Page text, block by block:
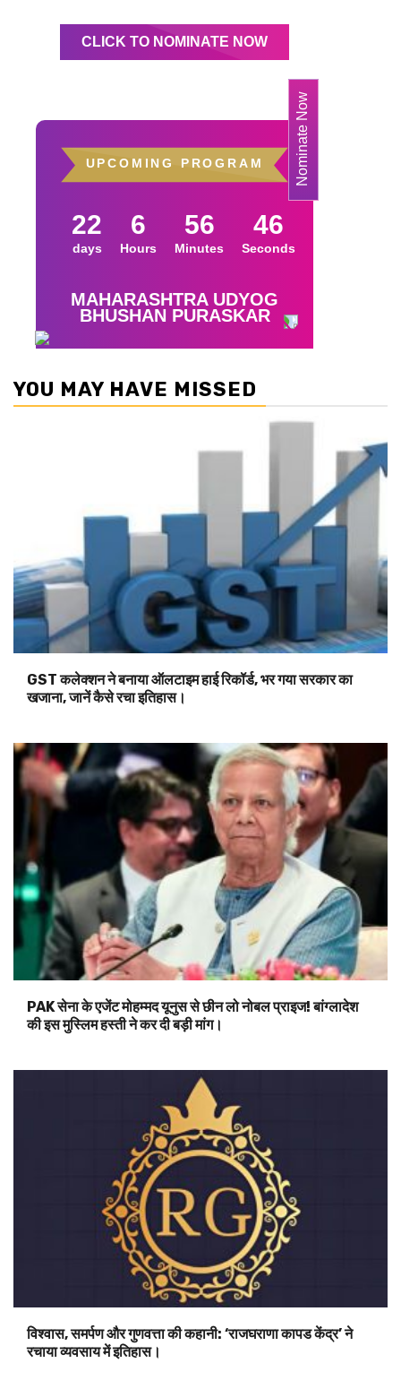
YOU MAY HAVE MISSED
GST कलेक्शन ने बनाया ऑलटाइम हाई रिकॉर्ड, भर गया सरकार का
खजाना, जानें कैसे रचा इतिहास।
PAK सेना के एजेंट मोहम्मद यूनुस से छीन लो नोबल प्राइज! बांग्लादेश
की इस मुस्लिम हस्ती ने कर दी बड़ी मांग।
विश्वास, समर्पण और गुणवत्ता की कहानी: ‘राजघराणा कापड केंद्र’ ने
रचाया व्यवसाय में इतिहास।